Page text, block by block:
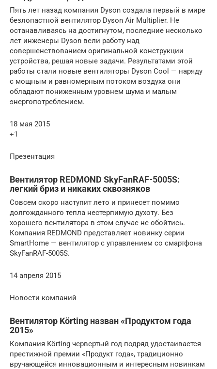
Пять лет назад компания Dyson создала первый в мире
безлопастной вентилятор Dyson Air Multiplier. Не
останавливаясь на достигнутом, последние несколько
лет инженеры Dyson вели работу над
совершенствованием оригинальной конструкции
устройства, решая новые задачи. Результатами этой
работы стали новые вентиляторы Dyson Cool — наряду
с мощным и равномерным потоком воздуха они
обладают пониженным уровнем шума и малым
энергопотреблением.
18 мая 2015
+1
Презентация
Вентилятор REDMOND SkyFanRAF-5005S:
легкий бриз и никаких сквозняков
Совсем скоро наступит лето и принесет помимо
долгожданного тепла нестерпимую духоту. Без
хорошего вентилятора в этом случае не обойтись.
Компания REDMOND представляет новинку серии
SmartHome — вентилятор с управлением со смартфона
SkyFanRAF-5005S.
14 апреля 2015
Новости компаний
Вентилятор Körting назван «Продуктом года
2015»
Компания Körting червертый год подряд удостаивается
престижной премии «Продукт года», традиционно
вручающейся инновационным и интересным новинкам